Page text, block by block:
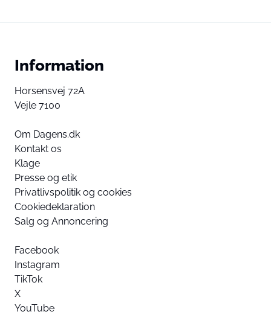
Information
Horsensvej 72A
Vejle 7100
Om Dagens.dk
Kontakt os
Klage
Presse og etik
Privatlivspolitik og cookies
Cookiedeklaration
Salg og Annoncering
Facebook
Instagram
TikTok
X
YouTube